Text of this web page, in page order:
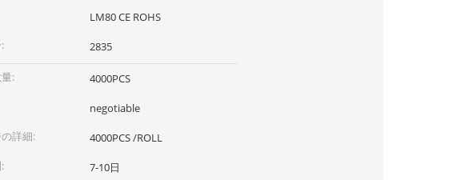
LM80 CE ROHS
2835
:
4000PCS
negotiable
詳細:
4000PCS /ROLL
7-10日